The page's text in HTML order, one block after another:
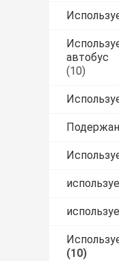
автобус
(10)
(10)